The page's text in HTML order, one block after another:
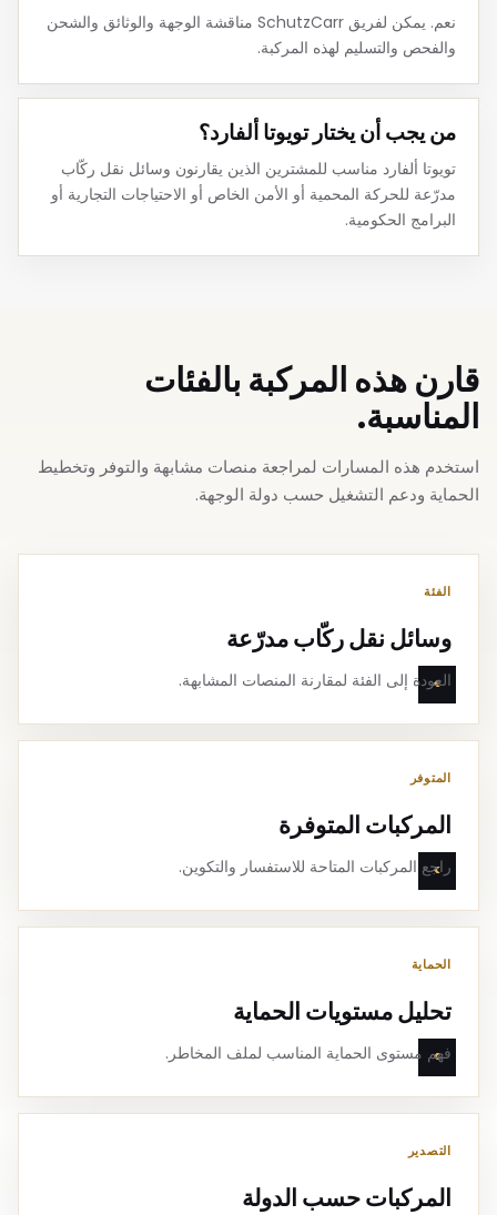
نعم. يمكن لفريق SchutzCarr مناقشة الوجهة والوثائق والشحن
والفحص والتسليم لهذه المركبة.
من يجب أن يختار تويوتا ألفارد؟
تويوتا ألفارد مناسب للمشترين الذين يقارنون وسائل نقل ركّاب
مدرّعة للحركة المحمية أو الأمن الخاص أو الاحتياجات التجارية أو
البرامج الحكومية.
قارن هذه المركبة بالفئات
المناسبة.
استخدم هذه المسارات لمراجعة منصات مشابهة والتوفر وتخطيط
الحماية ودعم التشغيل حسب دولة الوجهة.
الفئة
وسائل نقل ركّاب مدرّعة
العودة إلى الفئة لمقارنة المنصات المشابهة.
المتوفر
المركبات المتوفرة
راجع المركبات المتاحة للاستفسار والتكوين.
الحماية
تحليل مستويات الحماية
فهم مستوى الحماية المناسب لملف المخاطر.
التصدير
المركبات حسب الدولة